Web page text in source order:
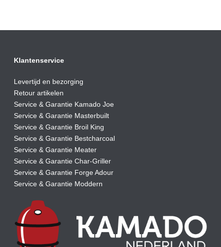
Klantenservice
Levertijd en bezorging
Retour artikelen
Service & Garantie Kamado Joe
Service & Garantie Masterbuilt
Service & Garantie Broil King
Service & Garantie Bestcharcoal
Service & Garantie Meater
Service & Garantie Char-Griller
Service & Garantie Forge Adour
Service & Garantie Moddern